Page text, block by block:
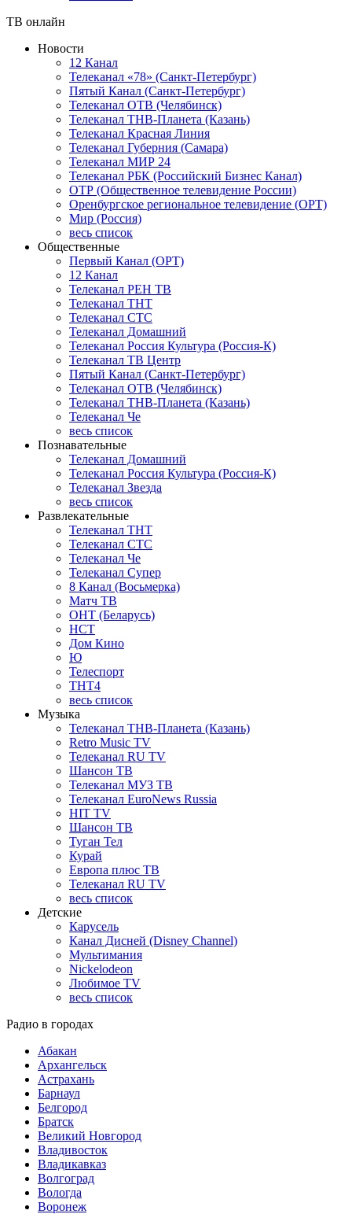
ТВ онлайн
Новости
12 Канал
Телеканал «78» (Санкт-Петербург)
Пятый Канал (Санкт-Петербург)
Телеканал ОТВ (Челябинск)
Телеканал ТНВ-Планета (Казань)
Телеканал Красная Линия
Телеканал Губерния (Самара)
Телеканал МИР 24
Телеканал РБК (Российский Бизнес Канал)
ОТР (Общественное телевидение России)
Оренбургское региональное телевидение (ОРТ)
Мир (Россия)
весь список
Общественные
Первый Канал (ОРТ)
12 Канал
Телеканал РЕН ТВ
Телеканал ТНТ
Телеканал СТС
Телеканал Домашний
Телеканал Россия Культура (Россия-К)
Телеканал ТВ Центр
Пятый Канал (Санкт-Петербург)
Телеканал ОТВ (Челябинск)
Телеканал ТНВ-Планета (Казань)
Телеканал Че
весь список
Познавательные
Телеканал Домашний
Телеканал Россия Культура (Россия-К)
Телеканал Звезда
весь список
Развлекательные
Телеканал ТНТ
Телеканал СТС
Телеканал Че
Телеканал Супер
8 Канал (Восьмерка)
Матч ТВ
ОНТ (Беларусь)
НСТ
Дом Кино
Ю
Телеспорт
ТНТ4
весь список
Музыка
Телеканал ТНВ-Планета (Казань)
Retro Music TV
Телеканал RU TV
Шансон ТВ
Телеканал МУЗ ТВ
Телеканал EuroNews Russia
HIT TV
Шансон ТВ
Туган Тел
Курай
Европа плюс ТВ
Телеканал RU TV
весь список
Детские
Карусель
Канал Дисней (Disney Channel)
Мультимания
Nickelodeon
Любимое TV
весь список
Радио в городах
Абакан
Архангельск
Астрахань
Барнаул
Белгород
Братск
Великий Новгород
Владивосток
Владикавказ
Волгоград
Вологда
Воронеж